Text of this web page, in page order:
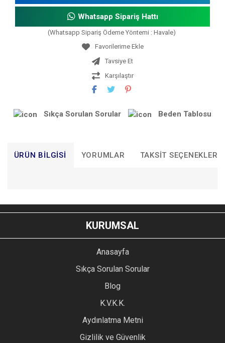
Whatsapp Sipariş Hattı
(Whatsapp Sipariş Ödeme Yöntemi : Havale)
Tavsiye Et
Karşılaştır
Sıkça Sorulan Sorular Beden Tablosu
ÜRÜN BILGISI YORUMLAR TAKSIT SEÇENEKLERI
YORUM YAZ
Bu ürünün fiyat bilgisi, resim, ürün açıklamalarında ve diğer
konularda yetersiz gördüğünüz noktaları öneri formunu
kullanarak tarafımıza iletebilirsiniz.
Ürün resmi kalitesiz, bozuk veya görüntülenemiyor.
Ürün açıklamasında eksik bilgiler bulunuyor.
Ürün bilgilerinde hatalar bulunuyor.
Ürün fiyatı diğer sitelerden daha pahalı.
KURUMSAL
Anasayfa
Sıkça Sorulan Sorular
Blog
K.V.K.K.
Aydınlatma Metni
Gizlilik ve Güvenlik